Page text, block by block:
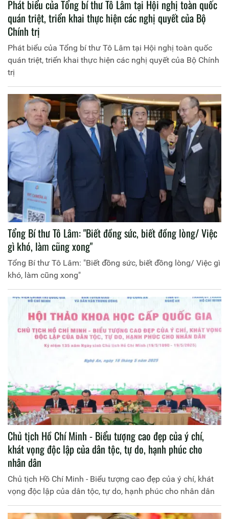
Phát biểu của Tổng bí thư Tô Lâm tại Hội nghị toàn quốc
quán triệt, triển khai thực hiện các nghị quyết của Bộ
Chính trị
Phát biểu của Tổng bí thư Tô Lâm tại Hội nghị toàn quốc
quán triệt, triển khai thực hiện các nghị quyết của Bộ Chính
trị
Tổng Bí thư Tô Lâm: "Biết đồng sức, biết đồng lòng/ Việc
gì khó, làm cũng xong"
Tổng Bí thư Tô Lâm: "Biết đồng sức, biết đồng lòng/ Việc gì
khó, làm cũng xong"
Chủ tịch Hồ Chí Minh - Biểu tượng cao đẹp của ý chí,
khát vọng độc lập của dân tộc, tự do, hạnh phúc cho
nhân dân
Chủ tịch Hồ Chí Minh - Biểu tượng cao đẹp của ý chí, khát
vọng độc lập của dân tộc, tự do, hạnh phúc cho nhân dân